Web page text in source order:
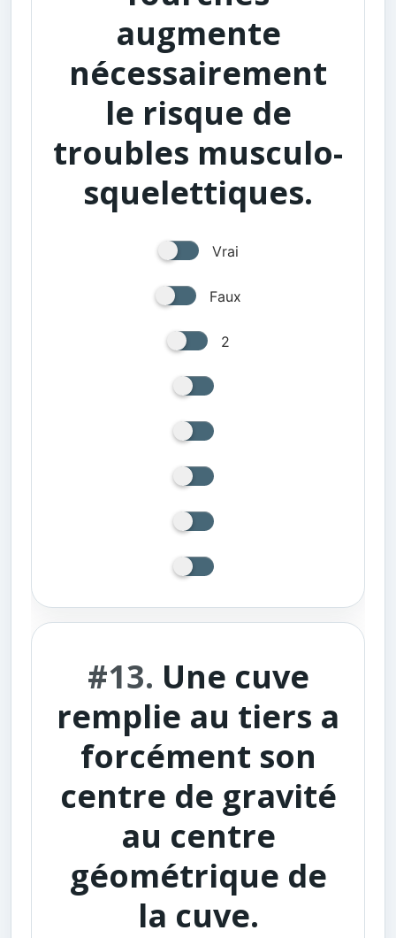
augmente
nécessairement
le risque de
troubles musculo-
squelettiques.
Vrai
Faux
2
#13. Une cuve
remplie au tiers a
forcément son
centre de gravité
au centre
géométrique de
la cuve.